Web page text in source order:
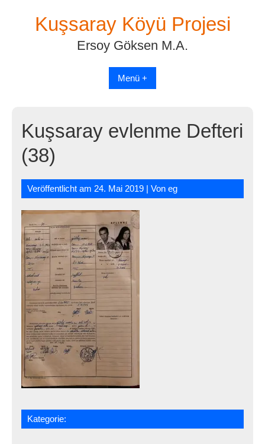
Kuşsaray Köyü Projesi
Ersoy Göksen M.A.
Menü +
Kuşsaray evlenme Defteri
(38)
Veröffentlicht am 24. Mai 2019 | Voneg
Kategorie: